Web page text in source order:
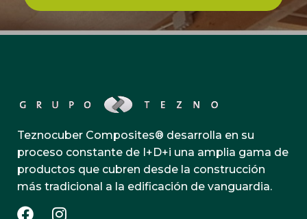
Teznocuber Composites® desarrolla en su
proceso constante de I+D+i una amplia gama de
productos que cubren desde la construcción
más tradicional a la edificación de vanguardia.